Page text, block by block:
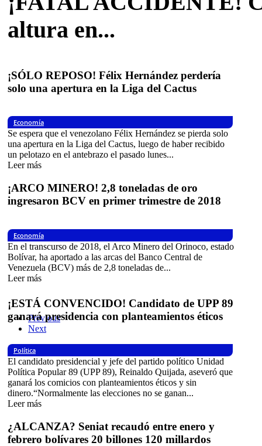
altura en...
¡SÓLO REPOSO! Félix Hernández perdería
solo una apertura en la Liga del Cactus
Economía
Se espera que el venezolano Félix Hernández se pierda solo
una apertura en la Liga del Cactus, luego de haber recibido
un pelotazo en el antebrazo el pasado lunes...
Leer más
¡ARCO MINERO! 2,8 toneladas de oro
ingresaron BCV en primer trimestre de 2018
Economía
En el transcurso de 2018, el Arco Minero del Orinoco, estado
Bolívar, ha aportado a las arcas del Banco Central de
Venezuela (BCV) más de 2,8 toneladas de...
Leer más
Previous
Next
¡ESTÁ CONVENCIDO! Candidato de UPP 89
ganará presidencia con planteamientos éticos
Política
El candidato presidencial y jefe del partido político Unidad
Política Popular 89 (UPP 89), Reinaldo Quijada, aseveró que
ganará los comicios con planteamientos éticos y sin
dinero.“Normalmente las elecciones no se ganan...
Leer más
¿ALCANZA? Seniat recaudó entre enero y
febrero bolívares 20 billones 120 millardos